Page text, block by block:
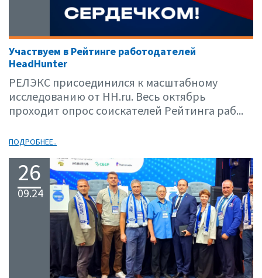
Участвуем в Рейтинге работодателей
HeadHunter
РЕЛЭКС присоединился к масштабному
исследованию от HH.ru. Весь октябрь
проходит опрос соискателей Рейтинга раб...
ПОДРОБНЕЕ..
26
09.24